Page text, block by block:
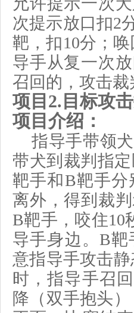
次提示放口扣2
靶，扣10分；
导手从复一次
召回的 ，攻击裁
项目 2. 目标攻
项目介绍：
指导手带领
带犬到裁判指
靶手和B靶手分
离外，得到裁
B靶手，咬住10
导手身边。B
意指导手攻击
时，指导手召
降（双手抱头